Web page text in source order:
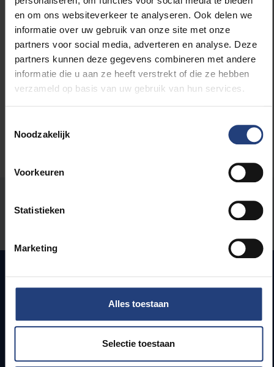
en om ons websiteverkeer te analyseren. Ook delen we
informatie over uw gebruik van onze site met onze
partners voor social media, adverteren en analyse. Deze
partners kunnen deze gegevens combineren met andere
informatie die u aan ze heeft verstrekt of die ze hebben
verzameld op basis van uw gebruik van hun services.
Noodzakelijk
Voorkeuren
Statistieken
Marketing
Alles toestaan
Selectie toestaan
Lees meer over:
weKONEKT
Webmail
Lesroosters